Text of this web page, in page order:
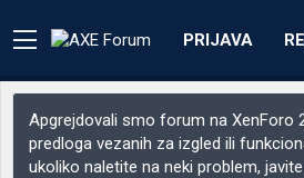
PRIJAVA
Apgrejdovali smo forum na XenForo
predloga vezanih za izgled ili
ukoliko naletite na neki problem,